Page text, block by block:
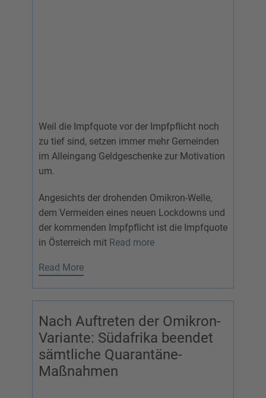
Weil die Impfquote vor der Impfpflicht noch
zu tief sind, setzen immer mehr Gemeinden
im Alleingang Geldgeschenke zur Motivation
um.
Angesichts der drohenden Omikron-Welle,
dem Vermeiden eines neuen Lockdowns und
der kommenden Impfpflicht ist die Impfquote
in Österreich mit Read more
Read More
Nach Auftreten der Omikron-
Variante: Südafrika beendet
sämtliche Quarantäne-
Maßnahmen